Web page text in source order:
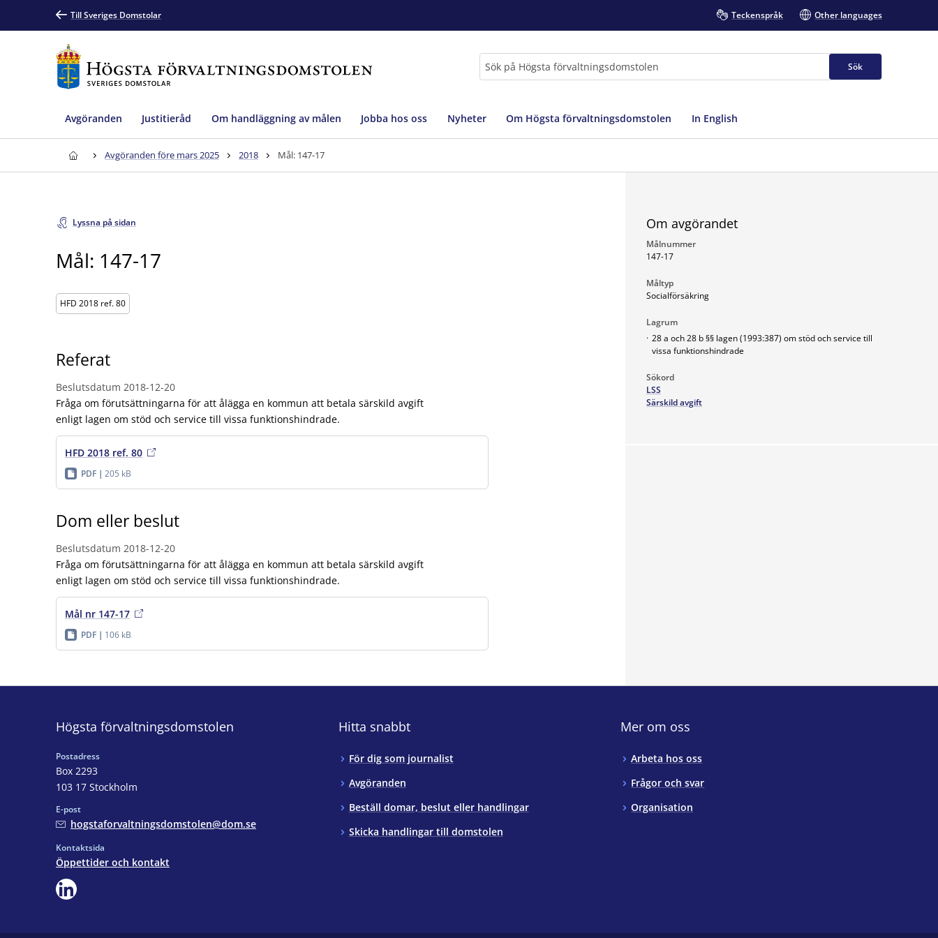
Till Sveriges Domstolar Teckenspråk Other languages
Sök
Avgöranden Justitieråd Om handläggning av målen Jobba hos oss Nyheter Om Högsta förvaltningsdomstolen In English
Avgöranden före mars 2025 2018 Mål: 147-17
Lyssna på sidan
Mål: 147-17
HFD 2018 ref. 80
Referat
Beslutsdatum 2018-12-20
Fråga om förutsättningarna för att ålägga en kommun att betala särskild avgift
enligt lagen om stöd och service till vissa funktionshindrade.
HFD 2018 ref. 80
PDF 205 kB
Dom eller beslut
Beslutsdatum 2018-12-20
Fråga om förutsättningarna för att ålägga en kommun att betala särskild avgift
enligt lagen om stöd och service till vissa funktionshindrade.
Mål nr 147-17
PDF 106 kB
Om avgörandet
Målnummer
147-17
Måltyp
Socialförsäkring
Lagrum
· 28 a och 28 b §§ lagen (1993:387) om stöd och service till
vissa funktionshindrade
Sökord
LSS
Särskild avgift
Högsta förvaltningsdomstolen
Postadress
Box 2293
103 17 Stockholm
E-post
hogstaforvaltningsdomstolen@dom.se
Kontaktsida
Öppettider och kontakt
Hitta snabbt
För dig som journalist
Avgöranden
Beställ domar, beslut eller handlingar
Skicka handlingar till domstolen
Mer om oss
Arbeta hos oss
Frågor och svar
Organisation